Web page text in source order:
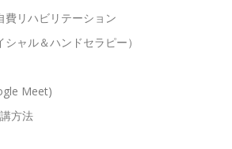
費リハビリテーション
ャル＆ハンドセラピー）
Meet)
方法